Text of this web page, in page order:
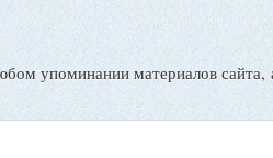
материалов сайта,